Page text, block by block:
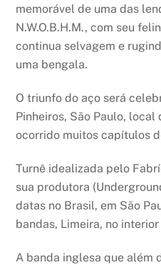
memorável de uma das
N.W.O.B.H.M., com seu
continua selvagem e
uma bengala.
O triunfo do aço será
Pinheiros, São Paulo,
ocorrido muitos capítulos
Turnê idealizada pelo
sua produtora
datas no Brasil, em São
bandas, Limeira, no
A banda inglesa que além